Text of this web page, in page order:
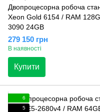
Двопроцесорна робоча
Xeon Gold 6154 / RAM
3090 24GB
279 150 грн
В наявності
Купити
6
5